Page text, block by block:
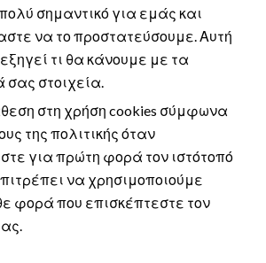
σημαντικό για εμάς και
να το προστατεύσουμε. Αυτή
εξηγεί τι θα κάνουμε με τα
σας στοιχεία.
στη χρήση cookies σύμφωνα
της πολιτικής όταν
για πρώτη φορά τον ιστότοπό
να χρησιμοποιούμε
φορά που επισκέπτεστε τον